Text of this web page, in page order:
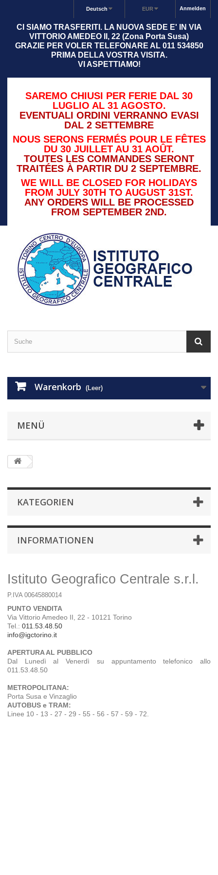
Anmelden
EUR
Deutsch
CI SIAMO TRASFERITI. LA NUOVA SEDE E' IN VIA
VITTORIO AMEDEO II, 22 (Zona Porta Susa)
GRAZIE PER VOLER TELEFONARE AL 011 534850
PRIMA DELLA VOSTRA VISITA.
VI ASPETTIAMO!
SAREMO CHIUSI PER FERIE DAL 30
LUGLIO AL 31 AGOSTO.
EVENTUALI ORDINI VERRANNO EVASI
DAL 2 SETTEMBRE
NOUS SERONS FERMÉS POUR LE FÊTES
DU 30 JUILLET AU 31 AOÛT.
TOUTES LES COMMANDES SERONT
TRAITÉES À PARTIR DU 2 SEPTEMBRE.
WE WILL BE CLOSED FOR HOLIDAYS
FROM JULY 30TH TO AUGUST 31ST.
ANY ORDERS WILL BE PROCESSED
FROM SEPTEMBER 2ND.
Warenkorb (Leer)
MENÜ
KATEGORIEN
INFORMATIONEN
Istituto Geografico Centrale s.r.l.
P.IVA 00645880014
PUNTO VENDITA
Via Vittorio Amedeo II, 22 - 10121 Torino
Tel.: 011.53.48.50
info@igctorino.it
APERTURA AL PUBBLICO
Dal Lunedì al Venerdì su appuntamento telefonico allo
011.53.48.50
METROPOLITANA:
Porta Susa e Vinzaglio
AUTOBUS e TRAM:
Linee 10 - 13 - 27 - 29 - 55 - 56 - 57 - 59 - 72.